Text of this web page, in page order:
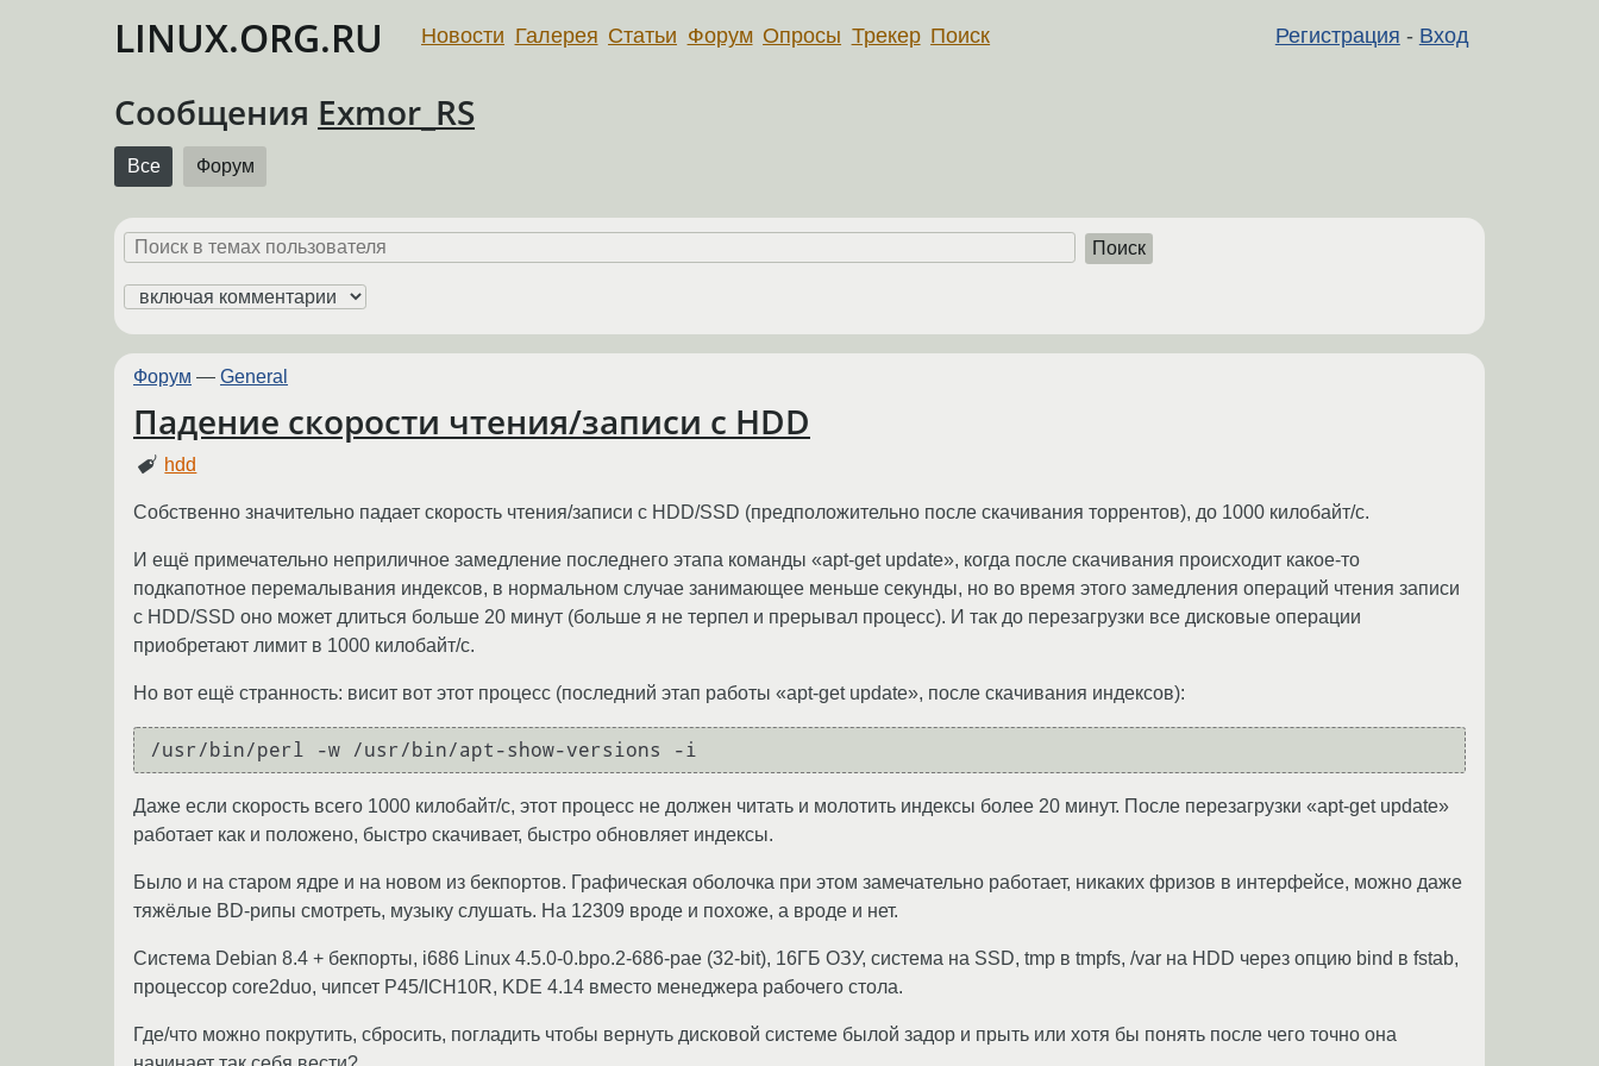
LINUX.ORG.RU Регистрация - Вход
Новости Галерея Статьи Форум Опросы Трекер Поиск
Сообщения Exmor_RS
Все Форум
Поиск
Форум — General
Падение скорости чтения/записи с HDD
hdd
Собственно значительно падает скорость чтения/записи с HDD/SSD (предположительно после скачивания торрентов), до 1000 килобайт/с.
И ещё примечательно неприличное замедление последнего этапа команды «apt-get update», когда после скачивания происходит какое-то
подкапотное перемалывания индексов, в нормальном случае занимающее меньше секунды, но во время этого замедления операций чтения записи
с HDD/SSD оно может длиться больше 20 минут (больше я не терпел и прерывал процесс). И так до перезагрузки все дисковые операции
приобретают лимит в 1000 килобайт/с.
Но вот ещё странность: висит вот этот процесс (последний этап работы «apt-get update», после скачивания индексов):
/usr/bin/perl -w /usr/bin/apt-show-versions -i
Даже если скорость всего 1000 килобайт/с, этот процесс не должен читать и молотить индексы более 20 минут. После перезагрузки «apt-get update»
работает как и положено, быстро скачивает, быстро обновляет индексы.
Было и на старом ядре и на новом из бекпортов. Графическая оболочка при этом замечательно работает, никаких фризов в интерфейсе, можно даже
тяжёлые BD-рипы смотреть, музыку слушать. На 12309 вроде и похоже, а вроде и нет.
Система Debian 8.4 + бекпорты, i686 Linux 4.5.0-0.bpo.2-686-pae (32-bit), 16ГБ ОЗУ, система на SSD, tmp в tmpfs, /var на HDD через опцию bind в fstab,
процессор core2duo, чипсет P45/ICH10R, KDE 4.14 вместо менеджера рабочего стола.
Где/что можно покрутить, сбросить, погладить чтобы вернуть дисковой системе былой задор и прыть или хотя бы понять после чего точно она